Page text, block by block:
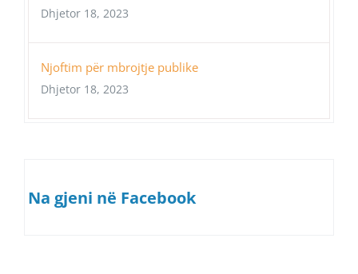
Dhjetor 18, 2023
Njoftim për mbrojtje publike
Dhjetor 18, 2023
Na gjeni në Facebook